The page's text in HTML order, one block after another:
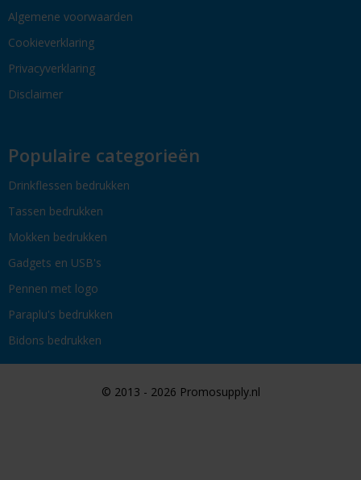
Algemene voorwaarden
Cookieverklaring
Privacyverklaring
Disclaimer
Populaire categorieën
Drinkflessen bedrukken
Tassen bedrukken
Mokken bedrukken
Gadgets en USB's
Pennen met logo
Paraplu's bedrukken
Bidons bedrukken
© 2013 - 2026 Promosupply.nl